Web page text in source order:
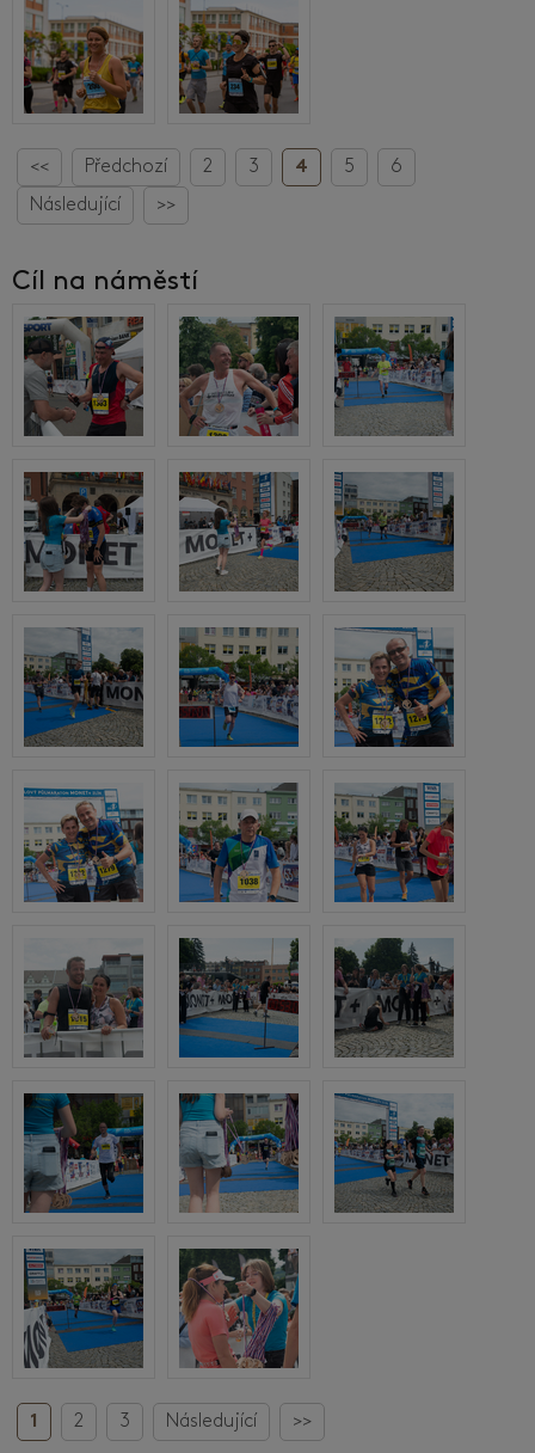
<< Předchozí 2 3 4 5
6
Následující
>>
Cíl na náměstí
1 2 3 Následující >>